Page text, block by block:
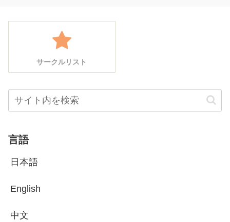
サークルリスト
言語
日本語
English
中文